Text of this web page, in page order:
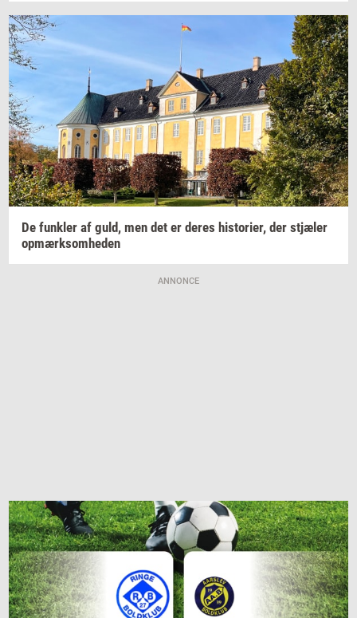
De funk­ler af guld, men det er deres hi­sto­ri­er, der stjæ­ler
op­mærk­som­he­den
ANNONCE